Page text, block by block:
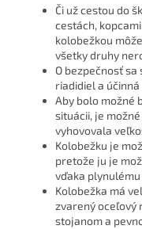
Či už cestou do
cestách,
kolobežkou
všetky druhy
O bezpečnosť
riadidiel a
Aby bolo možné
situácii, je
vyhovovala
Kolobežku je
pretože ju je
vďaka
Kolobežka má
zvarený oceľový
stojanom a